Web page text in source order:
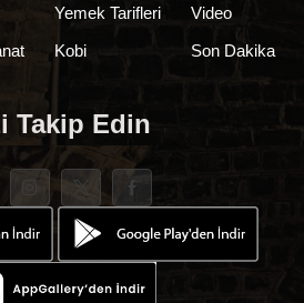
Yemek Tarifleri
Kobi
Video
Son Dakika
Takip Edin